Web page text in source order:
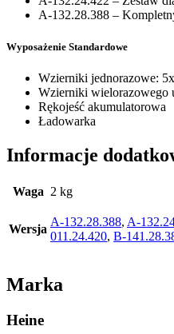
A-132.28.388 –
Wyposażenie Standardowe
Wzierniki jednorazowe:
Wzierniki wielorazowego
Rękojeść akumulatorowa
Ładowarka
Informacje
Waga 2 kg
Wersja
A-132.28.388, A-
011.24.420, B-
Marka
Heine